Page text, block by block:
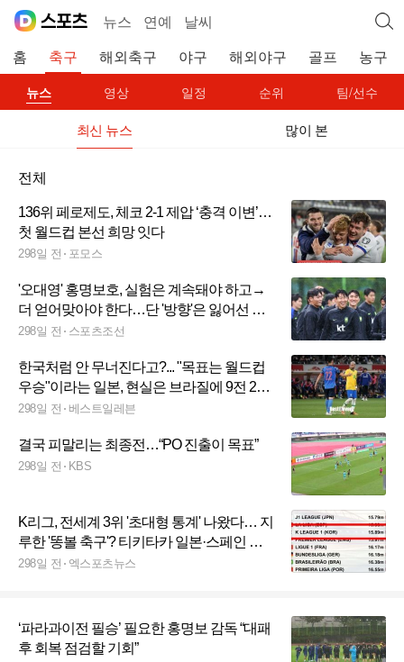
뉴스 연예 날씨
홈 축구 해외축구 야구 해외야구 골프 농구
뉴스 영상 일정 순위 팀/선수
최신 뉴스 많이 본
전체
136위 페로제도, 체코 2-1 제압 ‘충격 이변’…
첫 월드컵 본선 희망 잇다
298일 전 포모스
'오대영' 홍명보호, 실험은 계속돼야 하고→
더 얻어맞아야 한다…단 '방향'은 잃어선 안
된다
298일 전 스포츠조선
한국처럼 안 무너진다고?... "목표는 월드컵
우승"이라는 일본, 현실은 브라질에 9전 2무
7패 '무승'
298일 전 베스트일레븐
결국 피말리는 최종전…“PO 진출이 목표”
298일 전 KBS
K리그, 전세계 3위 '초대형 통계' 나왔다… 지
루한 '똥볼 축구'? 티키타카 일본·스페인 다
음이었다→한국 프로축구의 쾌거
298일 전 엑스포츠뉴스
‘파라과이전 필승’ 필요한 홍명보 감독 “대패
후 회복 점검할 기회”